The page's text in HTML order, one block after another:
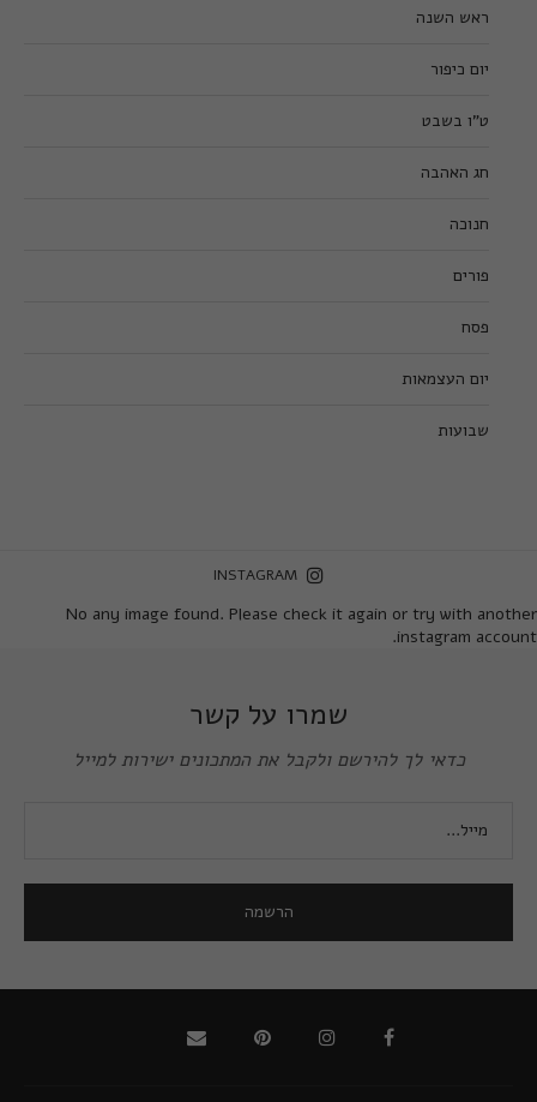
ראש השנה
יום כיפור
ט”ו בשבט
חג האהבה
חנוכה
פורים
פסח
יום העצמאות
שבועות
INSTAGRAM
No any image found. Please check it again or try with another
instagram account.
שמרו על קשר
כדאי לך להירשם ולקבל את המתכונים ישירות למייל